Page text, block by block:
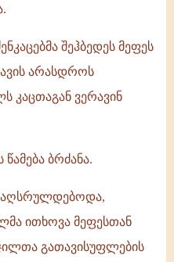
შეჰბედეს მეფეს
არასდროს
კაცთაგან ვერავინ
ბრძანა.
აღსრულდებოდა,
ითხოვა მეფესთან
გათავისუფლების